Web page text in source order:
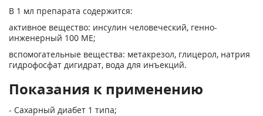
В 1 мл препарата содержится:
активное вещество: инсулин человеческий, генно-
инженерный 100 ME;
вспомогательные вещества: метакрезол, глицерол, натрия
гидрофосфат дигидрат, вода для инъекций.
Показания к применению
- Сахарный диабет 1 типа;